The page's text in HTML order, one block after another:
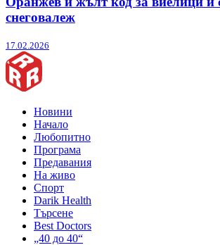
снеговалеж
17.02.2026
Новини
Начало
Любопитно
Програма
Предавания
На живо
Спорт
Darik Health
Търсене
Best Doctors
„40 до 40“